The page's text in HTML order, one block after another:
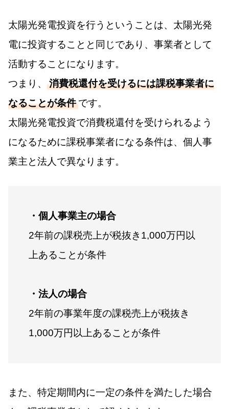
太陽光発電投資を行うということは、太陽光発
電に投資することと同じであり、事業者として
活動することになります。
つまり、
消費税還付を受けるには課税事業者に
なることが条件です。
太陽光発電投資で消費税還付を受けられるよう
になるために課税事業者になる条件は、個人事
業主と法人で異なります。
・個人事業主の場合
2年前の課税売上が税抜き1,000万円以
上あることが条件
・法人の場合
2年前の事業年度の課税売上が税抜き
1,000万円以上あることが条件
また、特定期間内に一定の条件を満たした場合